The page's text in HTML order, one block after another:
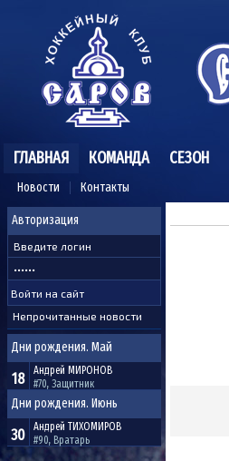
ГЛАВНАЯ
Новости Контакты
КОМАНДА СЕЗОН
Авторизация
Непрочитанные новости
Дни рождения. Май
18 Андрей МИРОНОВ
#70, Защитник
Дни рождения. Июнь
30 Андрей ТИХОМИРОВ
#90, Вратарь